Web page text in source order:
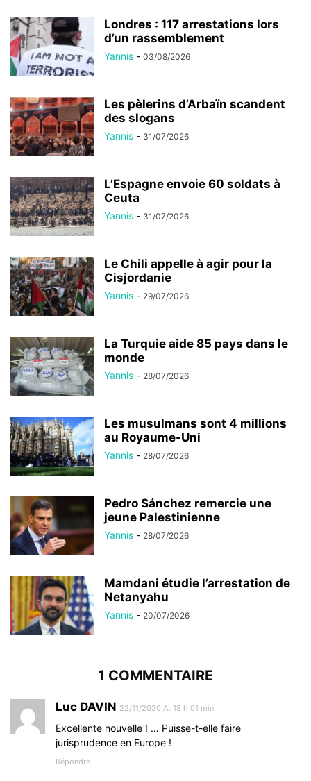
Londres : 117 arrestations lors
d’un rassemblement
Yannis - 03/08/2026
Les pèlerins d’Arbaïn scandent
des slogans
Yannis - 31/07/2026
L’Espagne envoie 60 soldats à
Ceuta
Yannis - 31/07/2026
Le Chili appelle à agir pour la
Cisjordanie
Yannis - 29/07/2026
La Turquie aide 85 pays dans le
monde
Yannis - 28/07/2026
Les musulmans sont 4 millions
au Royaume-Uni
Yannis - 28/07/2026
Pedro Sánchez remercie une
jeune Palestinienne
Yannis - 28/07/2026
Mamdani étudie l’arrestation de
Netanyahu
Yannis - 20/07/2026
1 COMMENTAIRE
Luc DAVIN 22/11/2020 At 13 h 01 min
Excellente nouvelle ! … Puisse-t-elle faire
jurisprudence en Europe !
Répondre